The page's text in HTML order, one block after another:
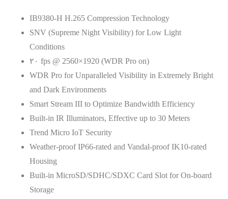
IB9380-H H.265 Compression Technology
SNV (Supreme Night Visibility) for Low Light
Conditions
۲۰ fps @ 2560×1920 (WDR Pro on)
WDR Pro for Unparalleled Visibility in Extremely Bright
and Dark Environments
Smart Stream III to Optimize Bandwidth Efficiency
Built-in IR Illuminators, Effective up to 30 Meters
Trend Micro IoT Security
Weather-proof IP66-rated and Vandal-proof IK10-rated
Housing
Built-in MicroSD/SDHC/SDXC Card Slot for On-board
Storage